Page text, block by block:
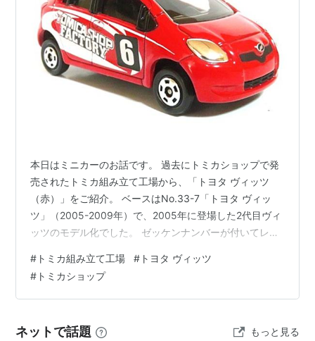
本日はミニカーのお話です。 過去にトミカショップで発
売されたトミカ組み立て工場から、「トヨタ ヴィッツ
（赤）」をご紹介。 ベースはNo.33-7「トヨタ ヴィッ
ツ」（2005-2009年）で、2005年に登場した2代目ヴィ
ッツのモデル化でした。 ゼッケンナンバーが付いてレー
ーした初代から2019年に販売が終了した3代目まで、そ
の丸っこいフォルムで女性にも人気の車種で、ネッツト
ヨタの看板車種としてヒットしました。 リアハッチ開閉
販売されてて、2020年の4代目からは国内販売車もヤリ
# トミカ組み立て工場 # トヨタ ヴィッツ
# トミカショップ
ネットで話題 もっと見る